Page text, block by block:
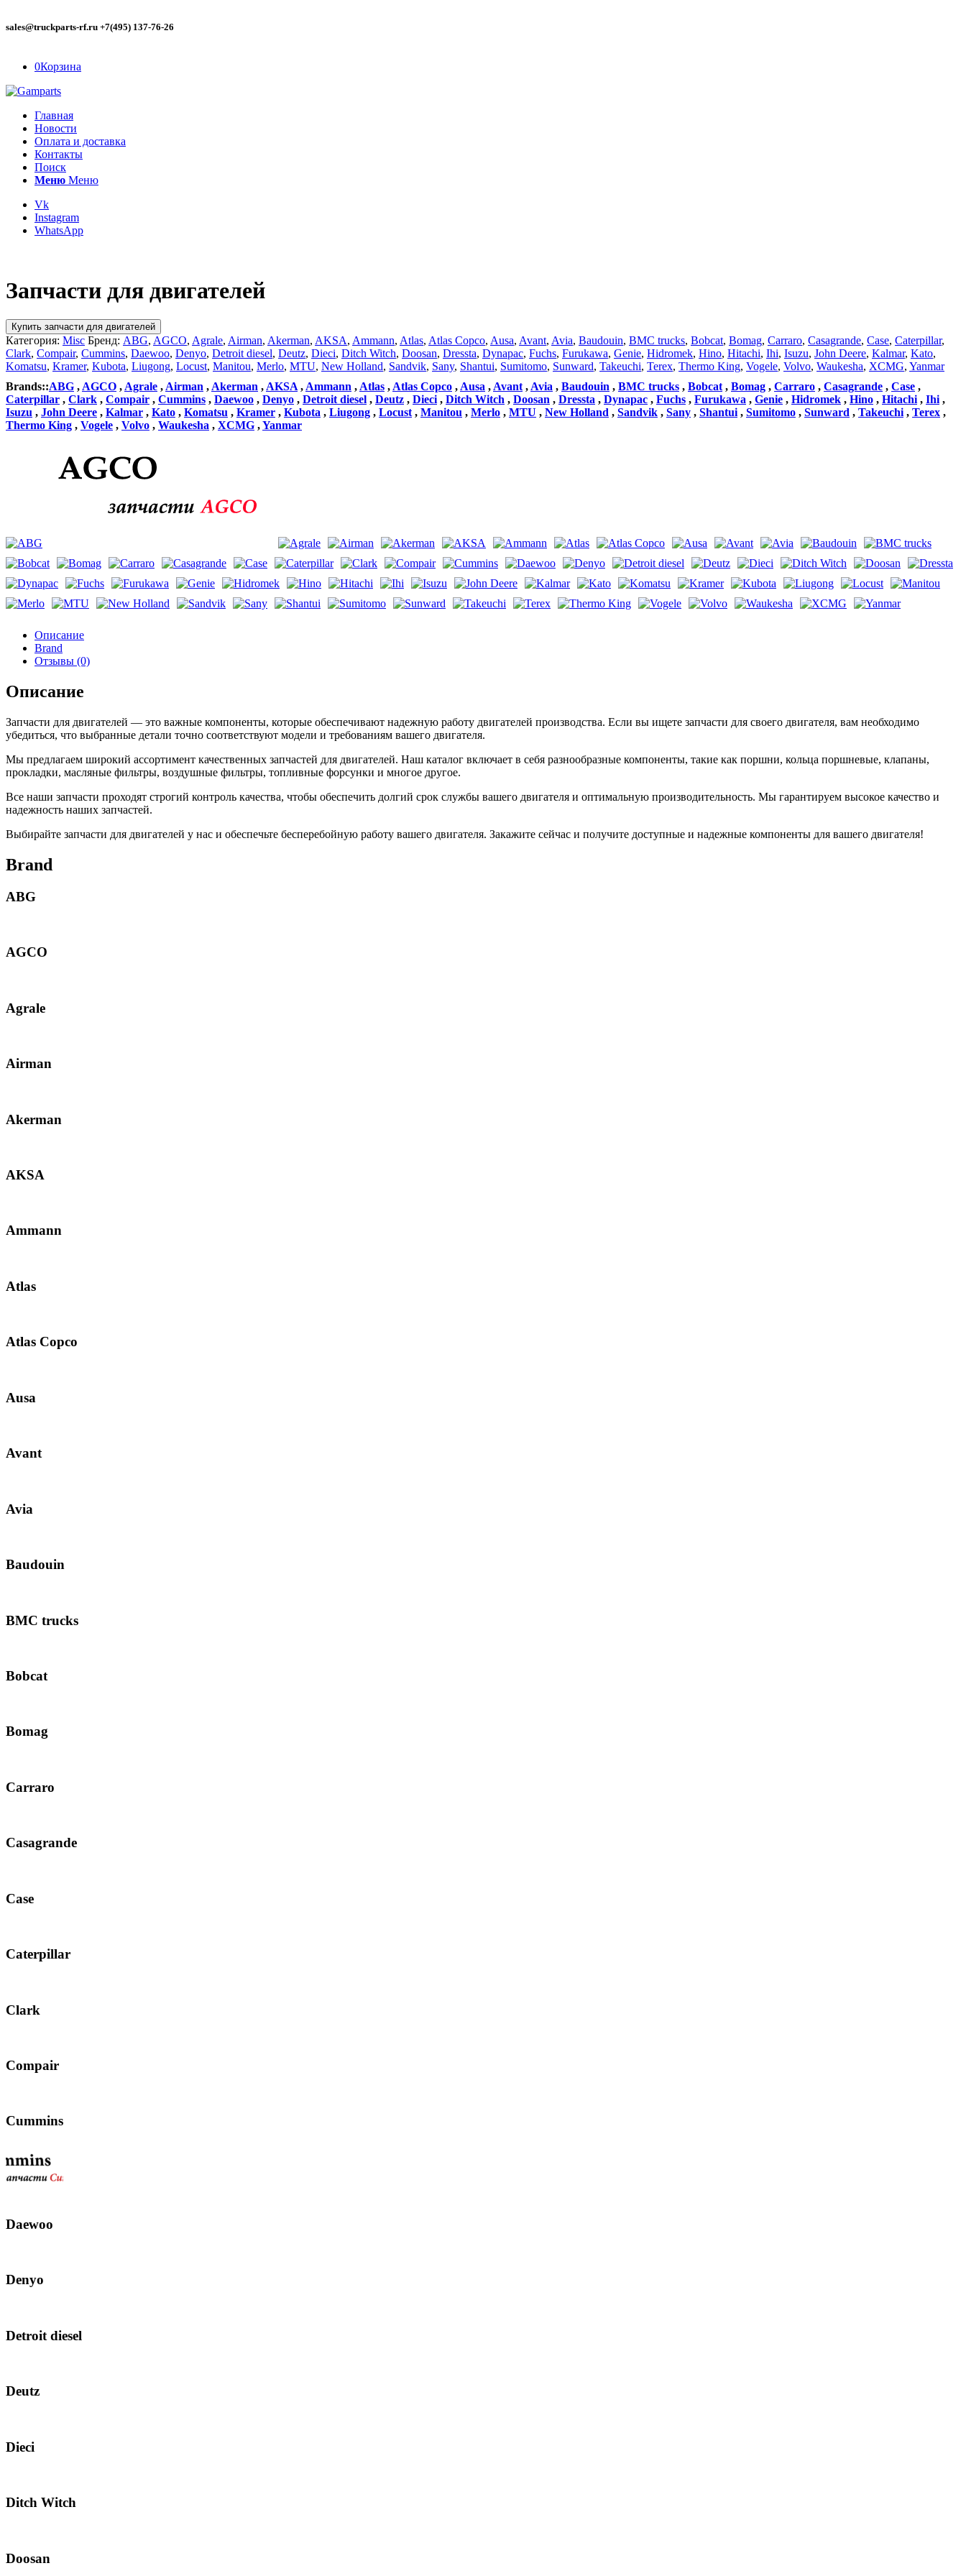
sales@truckparts-rf.ru +7(495) 137-76-26
0Корзина
Главная
Новости
Оплата и доставка
Контакты
Поиск
Меню Меню
Vk
Instagram
WhatsApp
Запчасти для двигателей
Купить запчасти для двигателей
Категория: Misc Бренд: ABG, AGCO, Agrale, Airman, Akerman, AKSA, Ammann, Atlas, Atlas Copco, Ausa, Avant, Avia, Baudouin, BMC trucks, Bobcat, Bomag, Carraro, Casagrande, Case, Caterpillar,
Clark, Compair, Cummins, Daewoo, Denyo, Detroit diesel, Deutz, Dieci, Ditch Witch, Doosan, Dressta, Dynapac, Fuchs, Furukawa, Genie, Hidromek, Hino, Hitachi, Ihi, Isuzu, John Deere, Kalmar, Kato,
Komatsu, Kramer, Kubota, Liugong, Locust, Manitou, Merlo, MTU, New Holland, Sandvik, Sany, Shantui, Sumitomo, Sunward, Takeuchi, Terex, Thermo King, Vogele, Volvo, Waukesha, XCMG, Yanmar
Brands::ABG , AGCO , Agrale , Airman , Akerman , AKSA , Ammann , Atlas , Atlas Copco , Ausa , Avant , Avia , Baudouin , BMC trucks , Bobcat , Bomag , Carraro , Casagrande , Case ,
Caterpillar , Clark , Compair , Cummins , Daewoo , Denyo , Detroit diesel , Deutz , Dieci , Ditch Witch , Doosan , Dressta , Dynapac , Fuchs , Furukawa , Genie , Hidromek , Hino , Hitachi , Ihi ,
Isuzu , John Deere , Kalmar , Kato , Komatsu , Kramer , Kubota , Liugong , Locust , Manitou , Merlo , MTU , New Holland , Sandvik , Sany , Shantui , Sumitomo , Sunward , Takeuchi , Terex ,
Thermo King , Vogele , Volvo , Waukesha , XCMG ,Yanmar
Описание
Brand
Отзывы (0)
Описание
Запчасти для двигателей — это важные компоненты, которые обеспечивают надежную работу двигателей производства. Если вы ищете запчасти для своего двигателя, вам необходимо
убедиться, что выбранные детали точно соответствуют модели и требованиям вашего двигателя.
Мы предлагаем широкий ассортимент качественных запчастей для двигателей. Наш каталог включает в себя разнообразные компоненты, такие как поршни, кольца поршневые, клапаны,
прокладки, масляные фильтры, воздушные фильтры, топливные форсунки и многое другое.
Все наши запчасти проходят строгий контроль качества, чтобы обеспечить долгий срок службы вашего двигателя и оптимальную производительность. Мы гарантируем высокое качество и
надежность наших запчастей.
Выбирайте запчасти для двигателей у нас и обеспечьте бесперебойную работу вашего двигателя. Закажите сейчас и получите доступные и надежные компоненты для вашего двигателя!
Brand
ABG
AGCO
Agrale
Airman
Akerman
AKSA
Ammann
Atlas
Atlas Copco
Ausa
Avant
Avia
Baudouin
BMC trucks
Bobcat
Bomag
Carraro
Casagrande
Case
Caterpillar
Clark
Compair
Cummins
Daewoo
Denyo
Detroit diesel
Deutz
Dieci
Ditch Witch
Doosan